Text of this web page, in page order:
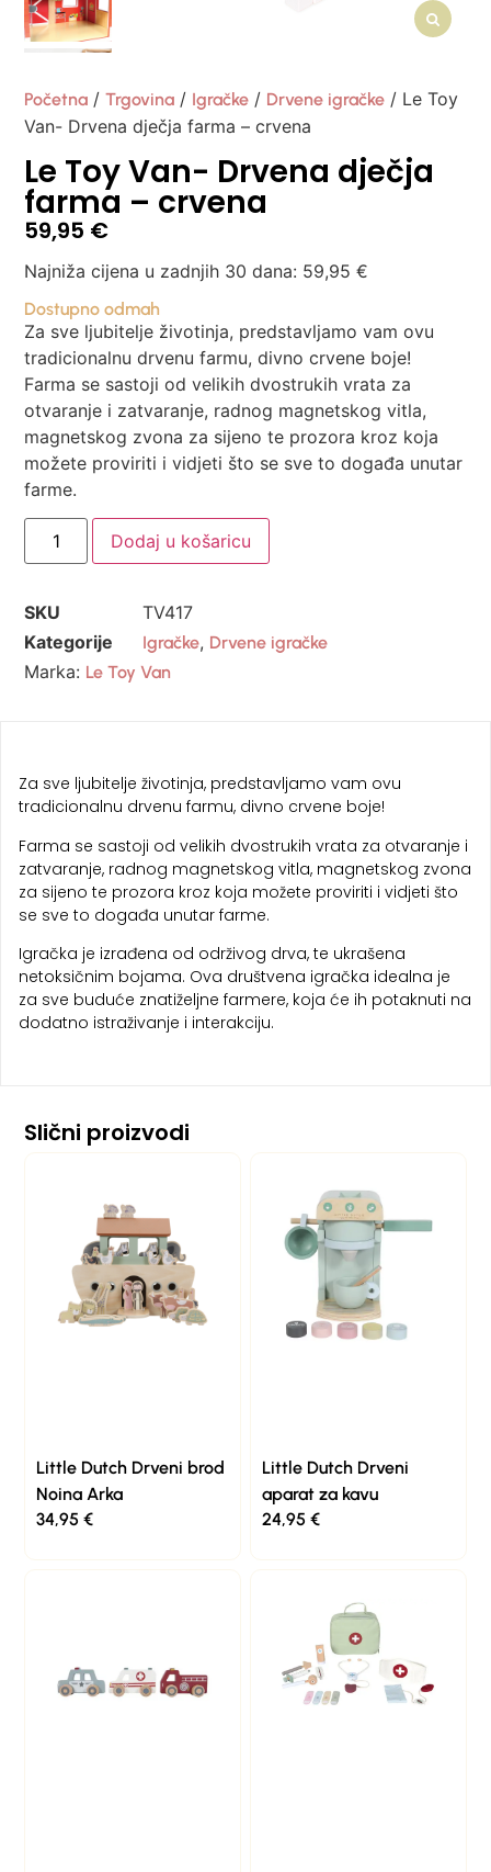
Početna /Trgovina / Igračke / Drvene igračke / Le Toy
Van- Drvena dječja farma – crvena
Le Toy Van- Drvena dječja
farma – crvena
59,95 €
Najniža cijena u zadnjih 30 dana: 59,95€
Dostupno odmah
Za sve ljubitelje životinja, predstavljamo vam ovu
tradicionalnu drvenu farmu, divno crvene boje!
Farma se sastoji od velikih dvostrukih vrata za
otvaranje i zatvaranje, radnog magnetskog vitla,
magnetskog zvona za sijeno te prozora kroz koja
možete proviriti i vidjeti što se sve to događa unutar
farme.
Dodaj u košaricu
SKU
TV417
Kategorije
Igračke, Drvene igračke
Marka: Le Toy Van
Za sve ljubitelje životinja, predstavljamo vam ovu
tradicionalnu drvenu farmu, divno crvene boje!
Farma se sastoji od velikih dvostrukih vrata za otvaranje i
zatvaranje, radnog magnetskog vitla, magnetskog zvona
za sijeno te prozora kroz koja možete proviriti i vidjeti što
se sve to događa unutar farme.
Igračka je izrađena od održivog drva, te ukrašena
netoksičnim bojama. Ova društvena igračka idealna je
za sve buduće znatiželjne farmere, koja će ih potaknuti na
dodatno istraživanje i interakciju.
Slični proizvodi
Little Dutch Drveni brod
Noina Arka
34,95€
Little Dutch Drveni
aparat za kavu
24,95 €